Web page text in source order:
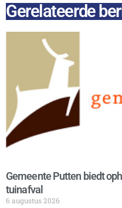
Gerelateerde
Gemeente Putten biedt
tuinafval
6 augustus 2026